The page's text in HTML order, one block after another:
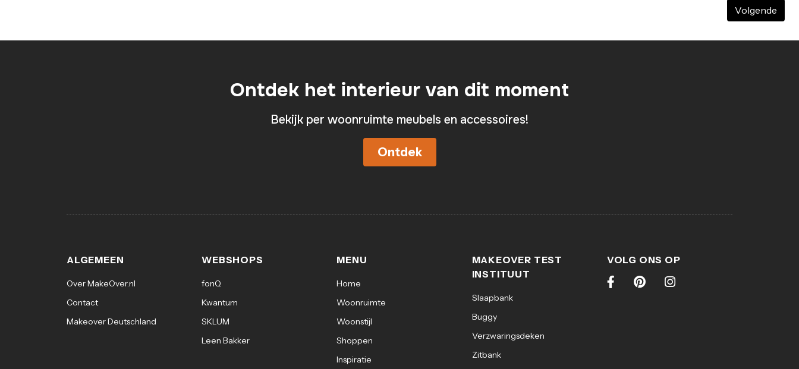
Volgende
Ontdek het interieur van dit moment
Bekijk per woonruimte meubels en accessoires!
Ontdek
ALGEMEEN
Over MakeOver.nl
Contact
Makeover Deutschland
WEBSHOPS
fonQ
Kwantum
SKLUM
Leen Bakker
MENU
Home
Woonruimte
Woonstijl
Shoppen
Inspiratie
MAKEOVER TEST
INSTITUUT
Slaapbank
Buggy
Verzwaringsdeken
Zitbank
VOLG ONS OP